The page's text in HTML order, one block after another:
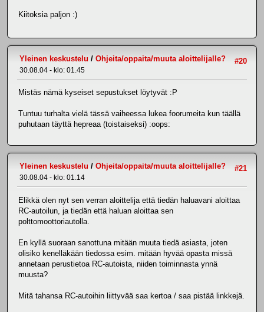
Kiitoksia paljon :)
#20
Yleinen keskustelu / Ohjeita/oppaita/muuta aloittelijalle?
30.08.04 - klo: 01.45
Mistäs nämä kyseiset sepustukset löytyvät :P
Tuntuu turhalta vielä tässä vaiheessa lukea foorumeita kun täällä
puhutaan täyttä hepreaa (toistaiseksi) :oops:
#21
Yleinen keskustelu / Ohjeita/oppaita/muuta aloittelijalle?
30.08.04 - klo: 01.14
Elikkä olen nyt sen verran aloittelija että tiedän haluavani aloittaa
RC-autoilun, ja tiedän että haluan aloittaa sen
polttomoottoriautolla.
En kyllä suoraan sanottuna mitään muuta tiedä asiasta, joten
olisiko kenelläkään tiedossa esim. mitään hyvää opasta missä
annetaan perustietoa RC-autoista, niiden toiminnasta ynnä
muusta?
Mitä tahansa RC-autoihin liittyvää saa kertoa / saa pistää linkkejä.